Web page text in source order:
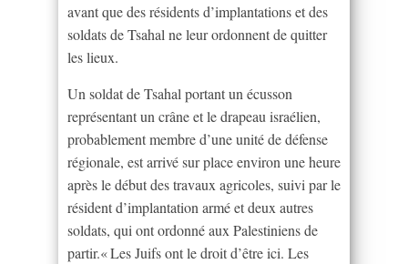
avant que des résidents d’implantations et des
soldats de Tsahal ne leur ordonnent de quitter
les lieux.
Un soldat de Tsahal portant un écusson
représentant un crâne et le drapeau israélien,
probablement membre d’une unité de défense
régionale, est arrivé sur place environ une heure
après le début des travaux agricoles, suivi par le
résident d’implantation armé et deux autres
soldats, qui ont ordonné aux Palestiniens de
partir.« Les Juifs ont le droit d’être ici. Les